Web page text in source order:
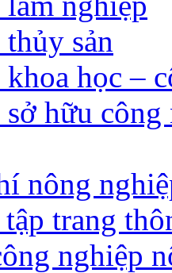
sản
học –
hữu công
nông
trang
nghiệp